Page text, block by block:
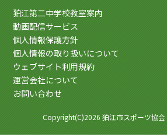
狛江第二中学校教室案内
動画配信サービス
個人情報保護方針
個人情報の取り扱いについて
ウェブサイト利用規約
運営会社について
お問い合わせ
Copyright(C)2026 狛江市スポーツ協会